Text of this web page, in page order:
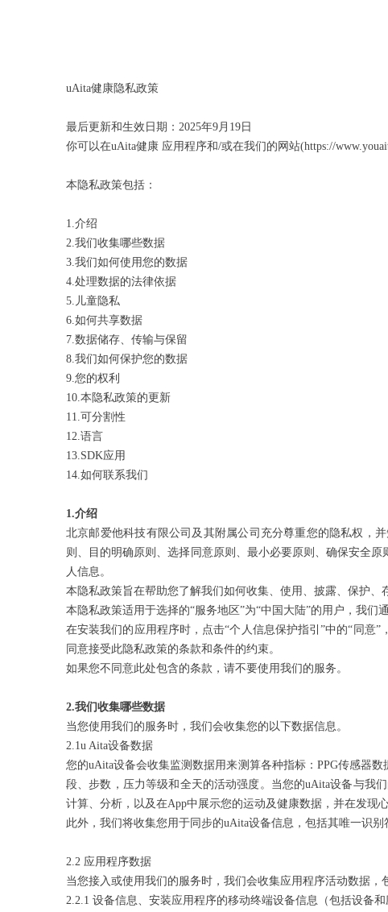
uAita健康隐私政策
最后更新和生效日期：2025年9月19日
你可以在uAita健康 应用程序和/或在我们的网站(https://
本隐私政策包括：
1.介绍
2.我们收集哪些数据
3.我们如何使用您的数据
4.处理数据的法律依据
5.儿童隐私
6.如何共享数据
7.数据储存、传输与保留
8.我们如何保护您的数据
9.您的权利
10.本隐私政策的更新
11.可分割性
12.语言
13.SDK应用
14.如何联系我们
1.介绍
北京邮爱他科技有限公司及其附属公司充分尊重您的隐私权，
则、目的明确原则、选择同意原则、最小必要原则、确保安全
人信息。
本隐私政策旨在帮助您了解我们如何收集、使用、披露、保护
本隐私政策适用于选择的“服务地区”为“中国大陆”的用户，我们
在安装我们的应用程序时，点击“个人信息保护指引”中的“同意
同意接受此隐私政策的条款和条件的约束。
如果您不同意此处包含的条款，请不要使用我们的服务。
2.我们收集哪些数据
当您使用我们的服务时，我们会收集您的以下数据信息。
2.1u Aita设备数据
您的uAita设备会收集监测数据用来测算各种指标：PPG传感器
段、步数，压力等级和全天的活动强度。当您的uAita设备与我
计算、分析，以及在App中展示您的运动及健康数据，并在发现
此外，我们将收集您用于同步的uAita设备信息，包括其唯一识
2.2 应用程序数据
当您接入或使用我们的服务时，我们会收集应用程序活动数据，
2.2.1 设备信息、安装应用程序的移动终端设备信息（包括设备